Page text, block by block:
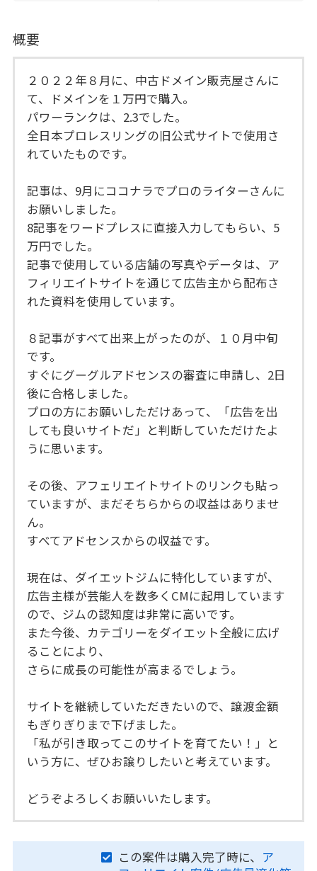
概要
２０２２年８月に、中古ドメイン販売屋さんに
て、ドメインを１万円で購入。
パワーランクは、2.3でした。
全日本プロレスリングの旧公式サイトで使用さ
れていたものです。
記事は、9月にココナラでプロのライターさんに
お願いしました。
8記事をワードプレスに直接入力してもらい、5
万円でした。
記事で使用している店舗の写真やデータは、ア
フィリエイトサイトを通じて広告主から配布さ
れた資料を使用しています。
８記事がすべて出来上がったのが、１０月中旬
です。
すぐにグーグルアドセンスの審査に申請し、2日
後に合格しました。
プロの方にお願いしただけあって、「広告を出
しても良いサイトだ」と判断していただけたよ
うに思います。
その後、アフェリエイトサイトのリンクも貼っ
ていますが、まだそちらからの収益はありませ
ん。
すべてアドセンスからの収益です。
現在は、ダイエットジムに特化していますが、
広告主様が芸能人を数多くCMに起用しています
ので、ジムの認知度は非常に高いです。
また今後、カテゴリーをダイエット全般に広げ
ることにより、
さらに成長の可能性が高まるでしょう。
サイトを継続していただきたいので、譲渡金額
もぎりぎりまで下げました。
「私が引き取ってこのサイトを育てたい！」と
いう方に、ぜひお譲りしたいと考えています。
どうぞよろしくお願いいたします。
この案件は購入完了時に、 ア